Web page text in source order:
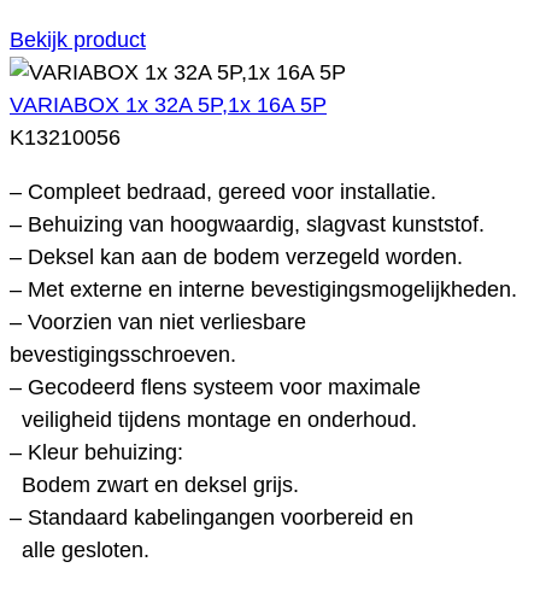
Bekijk product
VARIABOX 1x 32A 5P,1x 16A 5P
K13210056
– Compleet bedraad, gereed voor installatie.
– Behuizing van hoogwaardig, slagvast kunststof.
– Deksel kan aan de bodem verzegeld worden.
– Met externe en interne bevestigingsmogelijkheden.
– Voorzien van niet verliesbare
bevestigingsschroeven.
– Gecodeerd flens systeem voor maximale
veiligheid tijdens montage en onderhoud.
– Kleur behuizing:
Bodem zwart en deksel grijs.
– Standaard kabelingangen voorbereid en
alle gesloten.